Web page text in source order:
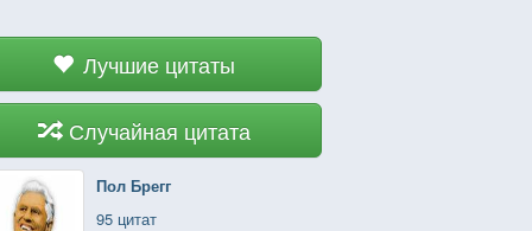
Лучшие цитаты
Случайная цитата
Пол Брегг
95 цитат